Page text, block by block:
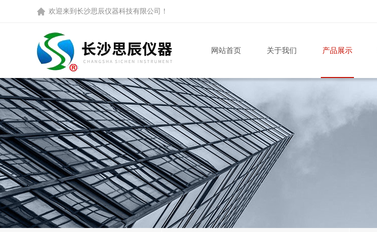
欢迎来到 长沙思辰仪器科技有限公司 ！
网站首页 关于我们 产品展示